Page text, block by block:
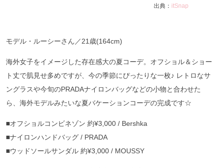
出典： itSnap
モデル・ルーシーさん／21歳(164cm)
海外女子をイメージした存在感大の夏コーデ。オフショル＆ショー
ト丈で肌見せ多めですが、今の季節にぴったりな一枚♪ レトロなサ
ングラスや今旬のPRADAナイロンバッグなどの小物と合わせた
ら、海外モデルみたいな夏バケーションコーデの完成です☆
■オフショルコンビネゾン 約¥3,000 / Bershka
■ナイロンハンドバッグ / PRADA
■ウッドソールサンダル 約¥3,000 / MOUSSY